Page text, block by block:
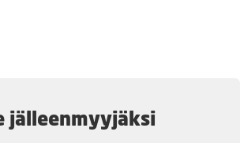
jälleenmyyjäksi